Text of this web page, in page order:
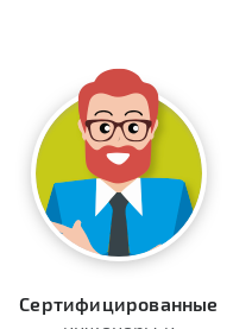
Сертифицированные